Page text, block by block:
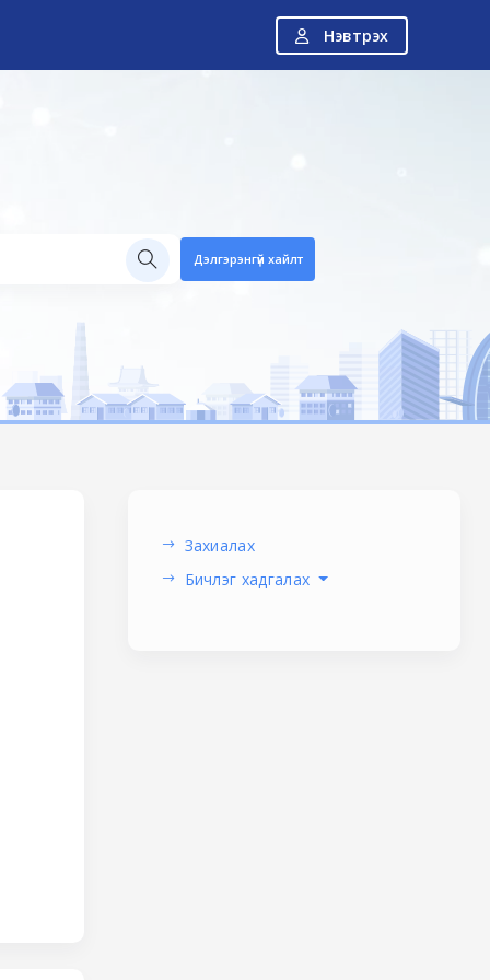
Нэвтрэх
Дэлгэрэнгүй хайлт
Захиалах
Бичлэг хадгалах